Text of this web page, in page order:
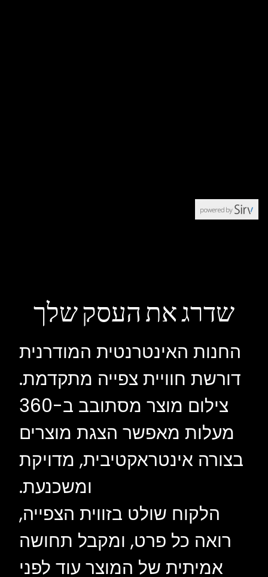
שדרג את העסק שלך
החנות האינטרנטית המודרנית
דורשת חוויית צפייה מתקדמת.
צילום מוצר מסתובב ב-360
מעלות מאפשר הצגת מוצרים
בצורה אינטראקטיבית, מדויקת
ומשכנעת.
הלקוח שולט בזווית הצפייה,
רואה כל פרט, ומקבל תחושה
אמיתית של המוצר עוד לפני